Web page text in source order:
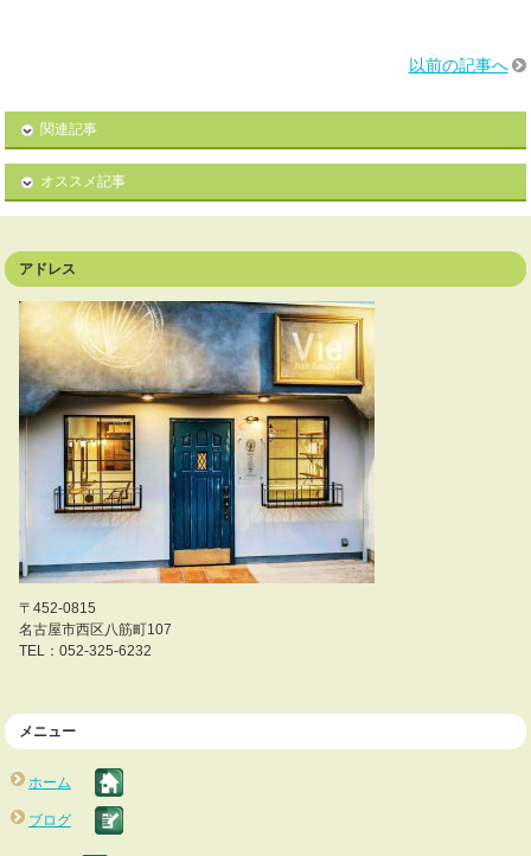
以前の記事へ
関連記事
オススメ記事
アドレス
〒452-0815
名古屋市西区八筋町107
TEL：052-325-6232
メニュー
ホーム
ブログ